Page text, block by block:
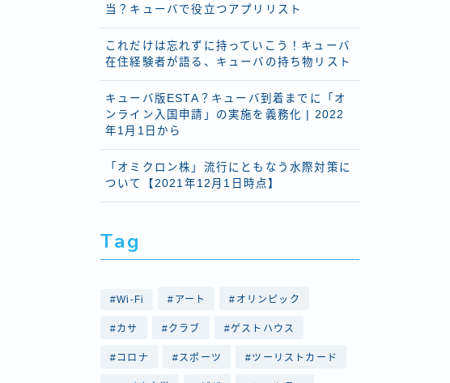
当？キューバで役立つアプリリスト
これだけは忘れずに持っていこう！キューバ
在住経験者が語る、キューバの持ち物リスト
キューバ版ESTA？キューバ到着までに「オ
ンライン入国申請」の実施を義務化 | 2022
年1月1日から
「オミクロン株」流行にともなう水際対策に
ついて【2021年12月1日時点】
Tag
Wi-Fi アート オリンピック
カサ クラブ ゲストハウス
コロナ スポーツ ツーリストカード